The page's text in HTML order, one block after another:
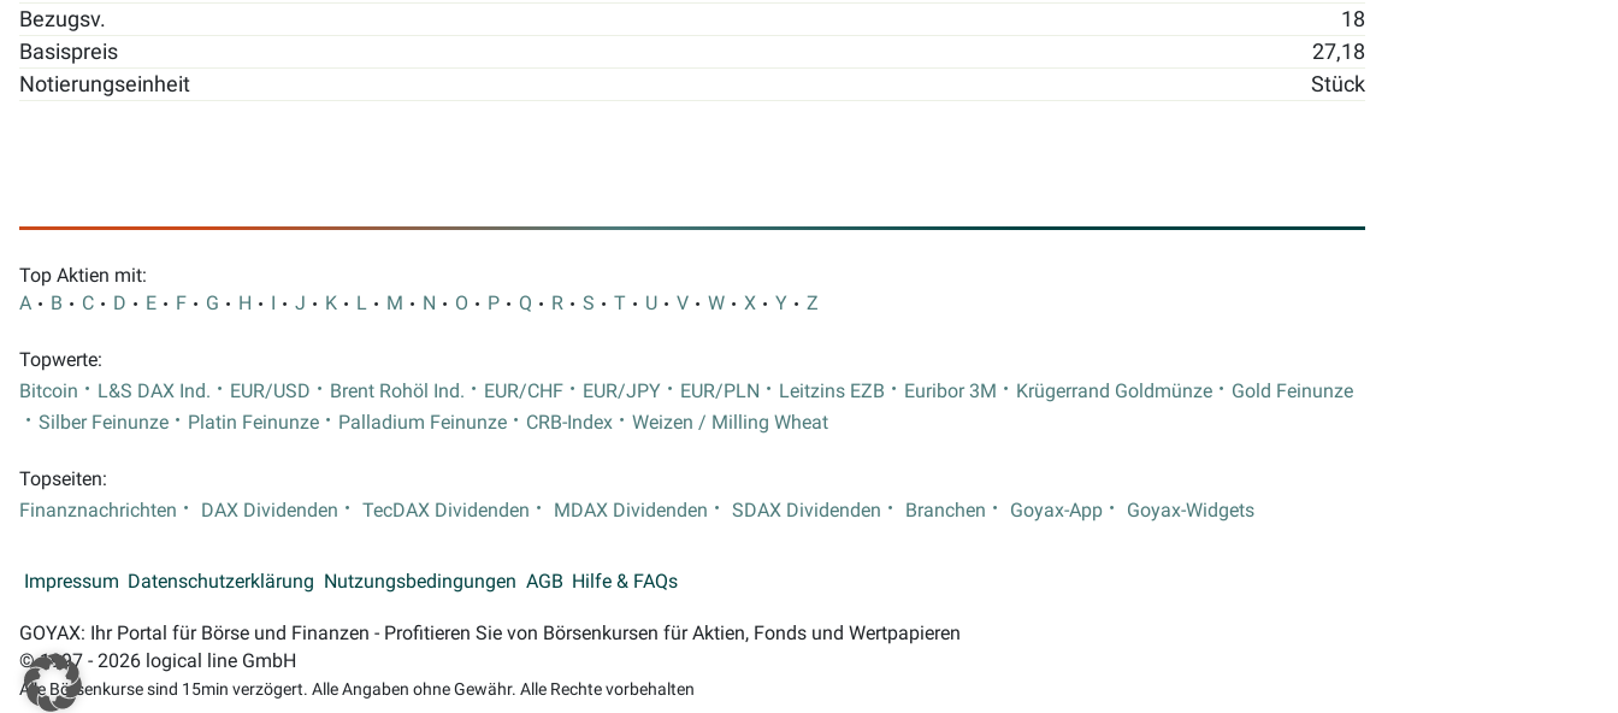
Bezugsv.
18
Basispreis
27,18
Notierungseinheit
Stück
Top Aktien mit:
A
B C D E F G H I J K L M N O P Q R S T U V W X Y Z
Topwerte:
Bitcoin
L&S DAX Ind. EUR/USD Brent Rohöl Ind. EUR/CHF EUR/JPY EUR/PLN Leitzins EZB Euribor 3M Krügerrand Goldmünze
Gold Feinunze
Silber Feinunze
Platin Feinunze Palladium Feinunze CRB-Index Weizen / Milling Wheat
Topseiten:
Finanznachrichten
DAX Dividenden TecDAX Dividenden MDAX Dividenden SDAX Dividenden Branchen Goyax-App Goyax-Widgets
Impressum Datenschutzerklärung Nutzungsbedingungen AGB Hilfe & FAQs
GOYAX: Ihr Portal für Börse und Finanzen - Profitieren Sie von Börsenkursen für Aktien, Fonds und Wertpapieren
© 1997 - 2026 logical line GmbH
Alle Börsenkurse sind 15min verzögert. Alle Angaben ohne Gewähr. Alle Rechte vorbehalten